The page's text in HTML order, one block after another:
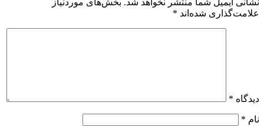
نشانی ایمیل شما منتشر نخواهد شد. بخش‌های موردنیاز
علامت‌گذاری شده‌اند *
دیدگاه *
نام *